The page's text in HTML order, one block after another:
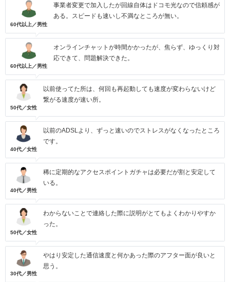
60代以上／男性
事業者変更で加入したが回線自体はドコモ光なので信頼感が
ある。スピードも速いし不満なところが無い。
60代以上／男性
オンラインチャットが時間かかったが、焦らず、ゆっくり対
応できて、問題解決できた。
50代／女性
以前使ってた所は、何回も再起動しても速度が変わらないけど
繋がる速度が速い所。
40代／女性
以前のADSLより、ずっと速いのでストレスがなくなったところ
です。
40代／男性
稀に定期的なアクセスポイントガチャは必要だが割と安定して
いる。
50代／女性
わからないことで連絡した際に説明がとてもよくわかりやすか
った。
30代／男性
やはり安定した通信速度と何かあった際のアフター面が良いと
思う。